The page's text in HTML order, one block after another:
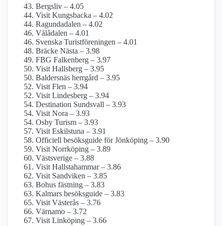
Bergsliv – 4.05
Visit Kungsbacka – 4.02
Ragundadalen – 4.02
Vålådalen – 4.01
Svenska Turistföreningen – 4.01
Bräcke Nästa – 3.98
FBG Falkenberg – 3.97
Visit Hallsberg – 3.95
Baldersnäs herrgård – 3.95
Visit Flen – 3.94
Visit Lindesberg – 3.94
Destination Sundsvall – 3.93
Visit Nora – 3.93
Osby Turism – 3.93
Visit Eskilstuna – 3.91
Officiell besöksguide för Jönköping – 3.90
Visit Norrköping – 3.89
Västsverige – 3.88
Visit Hallstahammar – 3.86
Visit Sandviken – 3.85
Bohus fästning – 3.83
Kalmars besöksguide – 3.83
Visit Västerås – 3.76
Värnamo – 3.72
Visit Linköping – 3.66